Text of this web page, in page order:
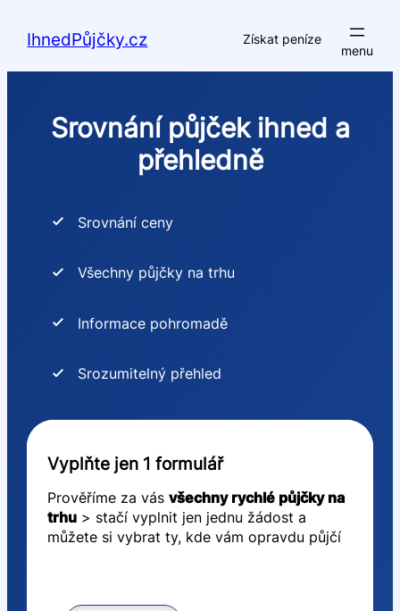
IhnedPůjčky.cz Získat peníze
Srovnání půjček ihned a
přehledně
Srovnání ceny
Všechny půjčky na trhu
Informace pohromadě
Srozumitelný přehled
Vyplňte jen 1 formulář
Prověříme za vás všechny rychlé půjčky na
trhu> stačí vyplnit jen jednu žádost a
můžete si vybrat ty, kde vám opravdu půjčí